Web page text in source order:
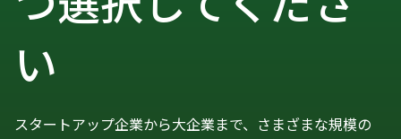
い
スタートアップ企業から大企業まで、さまざまな規模の